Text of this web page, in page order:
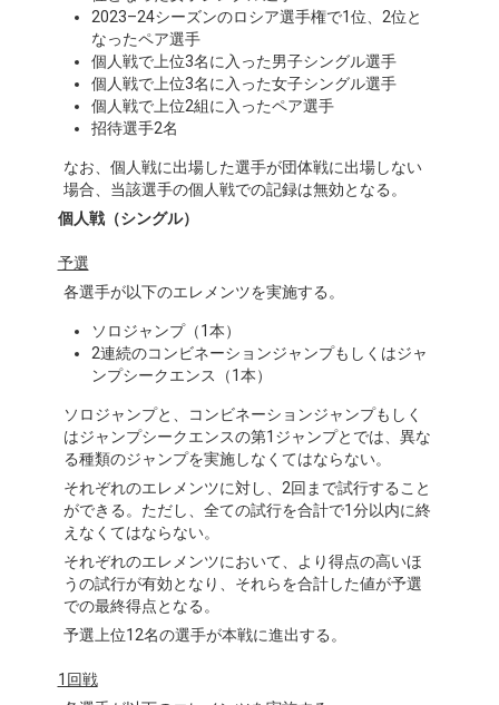
2023–24シーズンのロシア選手権で1位、2位と
なったペア選手
個人戦で上位3名に入った男子シングル選手
個人戦で上位3名に入った女子シングル選手
個人戦で上位2組に入ったペア選手
招待選手2名
なお、個人戦に出場した選手が団体戦に出場しない
場合、当該選手の個人戦での記録は無効となる。
個人戦（シングル）
予選
各選手が以下のエレメンツを実施する。
ソロジャンプ（1本）
2連続のコンビネーションジャンプもしくはジャ
ンプシークエンス（1本）
ソロジャンプと、コンビネーションジャンプもしく
はジャンプシークエンスの第1ジャンプとでは、異な
る種類のジャンプを実施しなくてはならない。
それぞれのエレメンツに対し、2回まで試行すること
ができる。ただし、全ての試行を合計で1分以内に終
えなくてはならない。
それぞれのエレメンツにおいて、より得点の高いほ
うの試行が有効となり、それらを合計した値が予選
での最終得点となる。
予選上位12名の選手が本戦に進出する。
1回戦